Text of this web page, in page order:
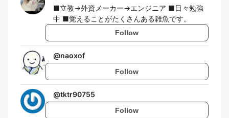
■立教→外資メーカー→エンジニア ■日々勉強
中 ■覚えることがたくさんある雑魚です。
Follow
@naoxof
Follow
@tktr90755
Follow